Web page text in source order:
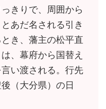
きりで、周囲から
とあだ名される引き
き、藩主の松平直
、幕府から国替え
言い渡される。行先
（大分県）の日